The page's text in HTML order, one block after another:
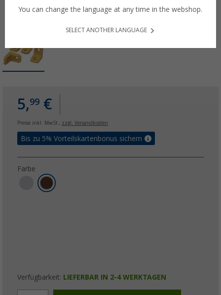
5,99 €
Preise inkl. MwSt., zzgl. Versandkosten
Bis zu 5% Vorteilskartenbonus sichern
Farbe
Verfügbarkeit: LIEFERBAR IN 2-4 WERKTAGEN
You can change the language at any time in the webshop.
SELECT ANOTHER LANGUAGE